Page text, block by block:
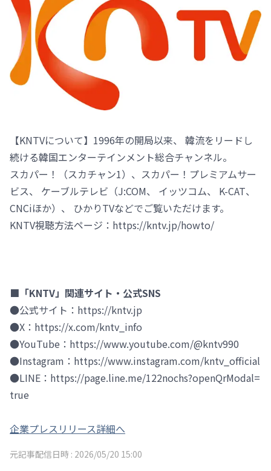
【KNTVについて】1996年の開局以来、 韓流をリードし
続ける韓国エンターテインメント総合チャンネル。
スカパー！（スカチャン1）、スカパー！プレミアムサー
ビス、 ケーブルテレビ（J:COM、 イッツコム、 K-CAT、
CNCiほか）、 ひかりTVなどでご覧いただけます。
KNTV視聴方法ページ：https://kntv.jp/howto/
■「KNTV」関連サイト・公式SNS
●公式サイト：https://kntv.jp
●X：https://x.com/kntv_info
●YouTube：https://www.youtube.com/@kntv990
●Instagram：https://www.instagram.com/kntv_official
●LINE：https://page.line.me/122nochs?openQrModal=
true
企業プレスリリース詳細へ
元記事配信日時 : 2026/05/20 15:00